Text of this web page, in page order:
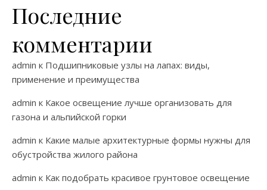
Последние
комментарии
admin к Подшипниковые узлы на лапах: виды,
применение и преимущества
admin к Какое освещение лучше организовать для
газона и альпийской горки
admin к Какие малые архитектурные формы нужны для
обустройства жилого района
admin к Как подобрать красивое грунтовое освещение